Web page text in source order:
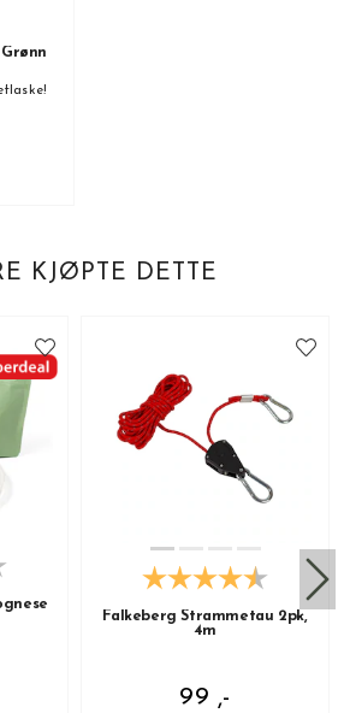
KJØPTE DETTE
Falkeberg Strammetau 2pk,
4m
99 ,-